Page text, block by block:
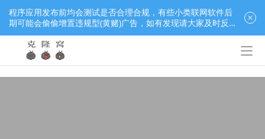
程序应用发布前均会测试是否合理合规，有些小类联网软件后
期可能会偷偷增置违规型(黄赌)广告，如有发现请大家及时反
馈窝长进行处理，共同监督维护良好的程序应用下载社区！